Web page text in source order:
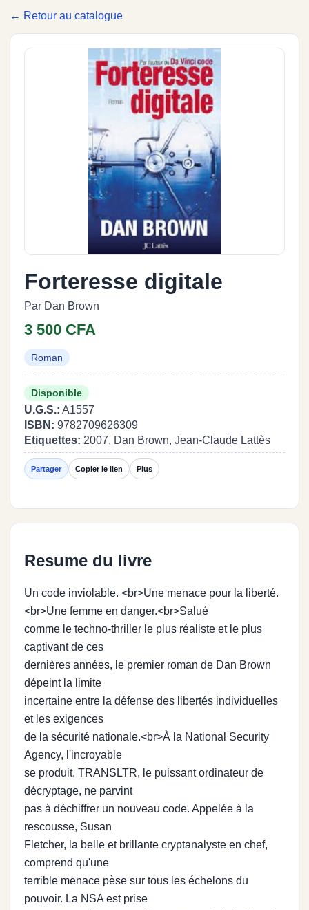
← Retour au catalogue
Forteresse digitale
Par Dan Brown
3 500 CFA
Roman
Disponible
U.G.S.: A1557
ISBN: 9782709626309
Etiquettes: 2007, Dan Brown, Jean-Claude Lattès
Partager Copier le lien Plus
Resume du livre
Un code inviolable. <br>Une menace pour la liberté.
<br>Une femme en danger.<br>Salué
comme le techno-thriller le plus réaliste et le plus
captivant de ces
dernières années, le premier roman de Dan Brown
dépeint la limite
incertaine entre la défense des libertés individuelles
et les exigences
de la sécurité nationale.<br>À la National Security
Agency, l'incroyable
se produit. TRANSLTR, le puissant ordinateur de
décryptage, ne parvint
pas à déchiffrer un nouveau code. Appelée à la
rescousse, Susan
Fletcher, la belle et brillante cryptanalyste en chef,
comprend qu'une
terrible menace pèse sur tous les échelons du
pouvoir. La NSA est prise